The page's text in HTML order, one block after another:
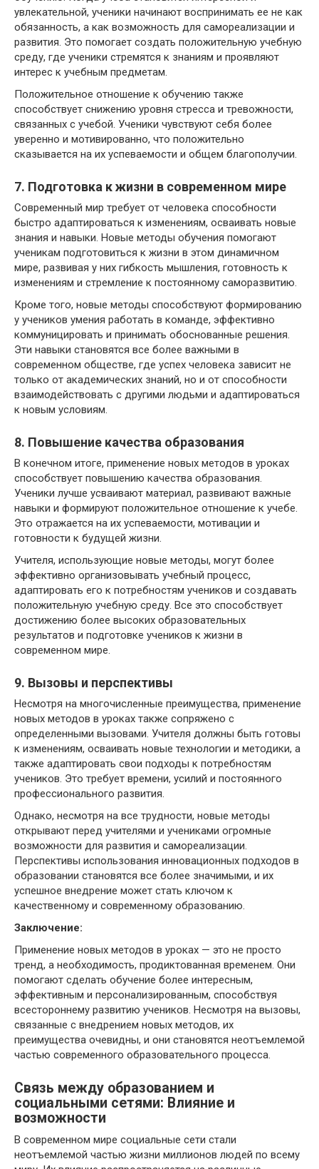
увлекательной, ученики начинают воспринимать ее не как
обязанность, а как возможность для самореализации и
развития. Это помогает создать положительную учебную
среду, где ученики стремятся к знаниям и проявляют
интерес к учебным предметам.
Положительное отношение к обучению также
способствует снижению уровня стресса и тревожности,
связанных с учебой. Ученики чувствуют себя более
уверенно и мотивированно, что положительно
сказывается на их успеваемости и общем благополучии.
7. Подготовка к жизни в современном мире
Современный мир требует от человека способности
быстро адаптироваться к изменениям, осваивать новые
знания и навыки. Новые методы обучения помогают
ученикам подготовиться к жизни в этом динамичном
мире, развивая у них гибкость мышления, готовность к
изменениям и стремление к постоянному саморазвитию.
Кроме того, новые методы способствуют формированию
у учеников умения работать в команде, эффективно
коммуницировать и принимать обоснованные решения.
Эти навыки становятся все более важными в
современном обществе, где успех человека зависит не
только от академических знаний, но и от способности
взаимодействовать с другими людьми и адаптироваться
к новым условиям.
8. Повышение качества образования
В конечном итоге, применение новых методов в уроках
способствует повышению качества образования.
Ученики лучше усваивают материал, развивают важные
навыки и формируют положительное отношение к учебе.
Это отражается на их успеваемости, мотивации и
готовности к будущей жизни.
Учителя, использующие новые методы, могут более
эффективно организовывать учебный процесс,
адаптировать его к потребностям учеников и создавать
положительную учебную среду. Все это способствует
достижению более высоких образовательных
результатов и подготовке учеников к жизни в
современном мире.
9. Вызовы и перспективы
Несмотря на многочисленные преимущества, применение
новых методов в уроках также сопряжено с
определенными вызовами. Учителя должны быть готовы
к изменениям, осваивать новые технологии и методики, а
также адаптировать свои подходы к потребностям
учеников. Это требует времени, усилий и постоянного
профессионального развития.
Однако, несмотря на все трудности, новые методы
открывают перед учителями и учениками огромные
возможности для развития и самореализации.
Перспективы использования инновационных подходов в
образовании становятся все более значимыми, и их
успешное внедрение может стать ключом к
качественному и современному образованию.
Заключение:
Применение новых методов в уроках — это не просто
тренд, а необходимость, продиктованная временем. Они
помогают сделать обучение более интересным,
эффективным и персонализированным, способствуя
всестороннему развитию учеников. Несмотря на вызовы,
связанные с внедрением новых методов, их
преимущества очевидны, и они становятся неотъемлемой
частью современного образовательного процесса.
Связь между образованием и
социальными сетями: Влияние и
возможности
В современном мире социальные сети стали
неотъемлемой частью жизни миллионов людей по всему